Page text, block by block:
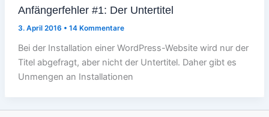
Anfängerfehler #1: Der Untertitel
3. April 2016 • 14 Kommentare
Bei der Installation einer WordPress-Website wird nur der
Titel abgefragt, aber nicht der Untertitel. Daher gibt es
Unmengen an Installationen